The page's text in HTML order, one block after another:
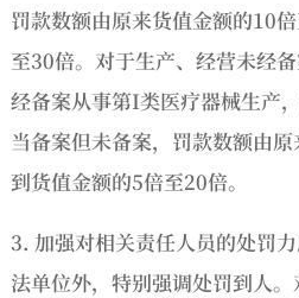
罚款数额由原来货值金额的10
至30倍。对于生产、经营未经
经备案从事第I类医疗器械生产
当备案但未备案，罚款数额由
到货值金额的5倍至20倍。
3. 加强对相关责任人员的处罚
法单位外，特别强调处罚到人